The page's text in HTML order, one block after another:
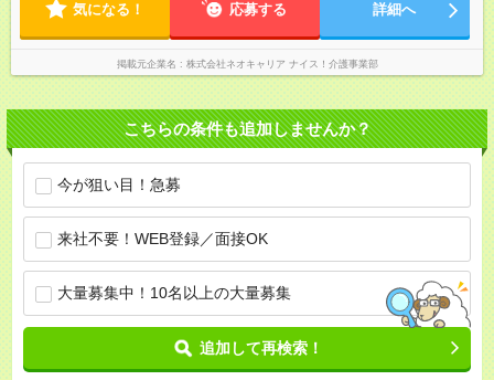
気になる！ 応募する 詳細へ
掲載元企業名 株式会社ネオキャリア ナイス！介護事業部
こちらの条件も追加しませんか？
今が狙い目！急募
来社不要！WEB登録／面接OK
大量募集中！10名以上の大量募集
追加して再検索！